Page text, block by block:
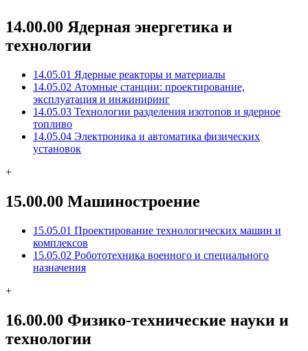
14.00.00 Ядерная энергетика и
технологии
14.05.01 Ядерные реакторы и материалы
14.05.02 Атомные станции: проектирование,
эксплуатация и инжиниринг
14.05.03 Технологии разделения изотопов и ядерное
топливо
14.05.04 Электроника и автоматика физических
установок
+
15.00.00 Машиностроение
15.05.01 Проектирование технологических машин и
комплексов
15.05.02 Робототехника военного и специального
назначения
+
16.00.00 Физико-технические науки и
технологии